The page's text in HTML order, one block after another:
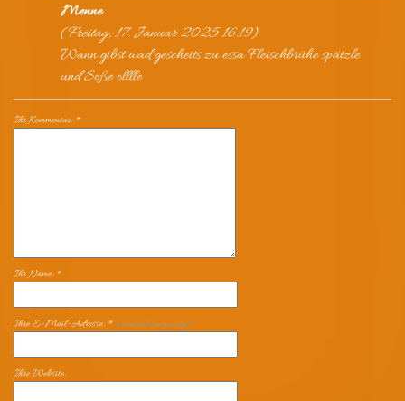
Menne
(Freitag, 17. Januar 2025 16:19)
Wann gibst wad gescheits zu essa Fleischbrühe spätzle
und Soße olllle
Ihr Kommentar: *
Ihr Name: *
Ihre E-Mail-Adresse: * (wird nicht angezeigt)
Ihre Website: